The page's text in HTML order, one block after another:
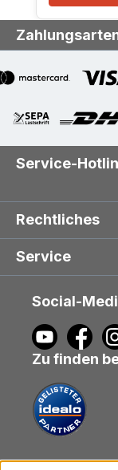
Service-
Rechtliches
Service
Social-
Zu finden